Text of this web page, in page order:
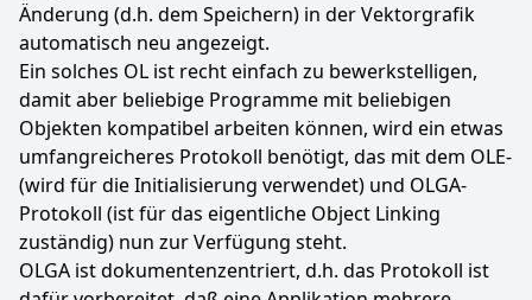
Änderung (d.h. dem Speichern) in der Vektorgrafik
automatisch neu angezeigt.
Ein solches OL ist recht einfach zu bewerkstelligen,
damit aber beliebige Programme mit beliebigen
Objekten kompatibel arbeiten können, wird ein etwas
umfangreicheres Protokoll benötigt, das mit dem OLE-
(wird für die Initialisierung verwendet) und OLGA-
Protokoll (ist für das eigentliche Object Linking
zuständig) nun zur Verfügung steht.
OLGA ist dokumentenzentriert, d.h. das Protokoll ist